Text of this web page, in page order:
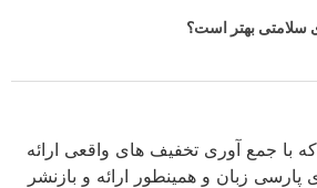
سلامتی بهتر است؟
با جمع آوری تخفیف های واقعی ارائه
پارسی زبان و همینطور ارائه و بازنشر